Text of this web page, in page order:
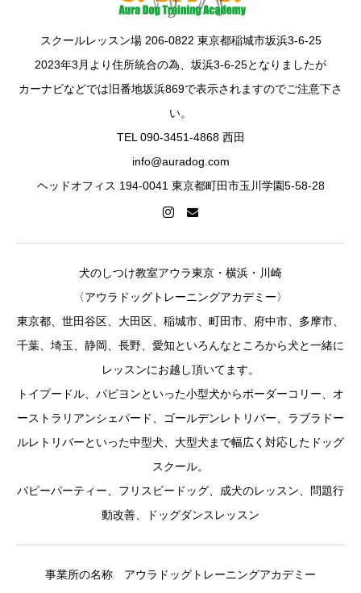
スクールレッスン場 206-0822 東京都稲城市坂浜3-6-25
2023年3月より住所統合の為、坂浜3-6-25となりましたが
カーナビなどでは旧番地坂浜869で表示されますのでご注意下さ
い。
TEL 090-3451-4868 西田
info@auradog.com
ヘッドオフィス 194-0041 東京都町田市玉川学園5-58-28
犬のしつけ教室アウラ東京・横浜・川崎
〈アウラドッグトレーニングアカデミー〉
東京都、世田谷区、大田区、稲城市、町田市、府中市、多摩市、
千葉、埼玉、静岡、長野、愛知といろんなところから犬と一緒に
レッスンにお越し頂いてます。
トイプードル、パピヨンといった小型犬からボーダーコリー、オ
ーストラリアンシェパード、ゴールデンレトリバー、ラブラドー
ルレトリバーといった中型犬、大型犬まで幅広く対応したドッグ
スクール。
パピーパーティー、フリスビードッグ、成犬のレッスン、問題行
動改善、ドッグダンスレッスン
事業所の名称 アウラドッグトレーニングアカデミー